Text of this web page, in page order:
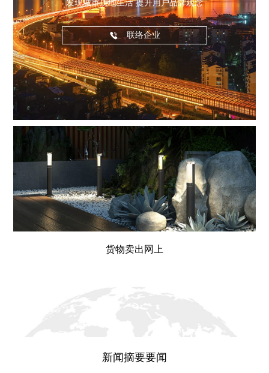
发现城市质地生活 提升用户品牌观念
联络企业
货物卖出网上
新闻摘要要闻